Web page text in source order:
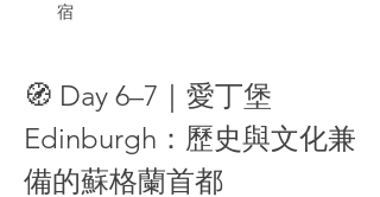
宿
🧭 Day 6–7｜愛丁堡
Edinburgh：歷史與文化兼
備的蘇格蘭首都